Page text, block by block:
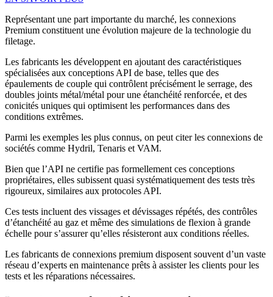
Représentant une part importante du marché, les connexions
Premium constituent une évolution majeure de la technologie du
filetage.
Les fabricants les développent en ajoutant des caractéristiques
spécialisées aux conceptions API de base, telles que des
épaulements de couple qui contrôlent précisément le serrage, des
doubles joints métal/métal pour une étanchéité renforcée, et des
conicités uniques qui optimisent les performances dans des
conditions extrêmes.
Parmi les exemples les plus connus, on peut citer les connexions de
sociétés comme Hydril, Tenaris et VAM.
Bien que l’API ne certifie pas formellement ces conceptions
propriétaires, elles subissent quasi systématiquement des tests très
rigoureux, similaires aux protocoles API.
Ces tests incluent des vissages et dévissages répétés, des contrôles
d’étanchéité au gaz et même des simulations de flexion à grande
échelle pour s’assurer qu’elles résisteront aux conditions réelles.
Les fabricants de connexions premium disposent souvent d’un vaste
réseau d’experts en maintenance prêts à assister les clients pour les
tests et les réparations nécessaires.